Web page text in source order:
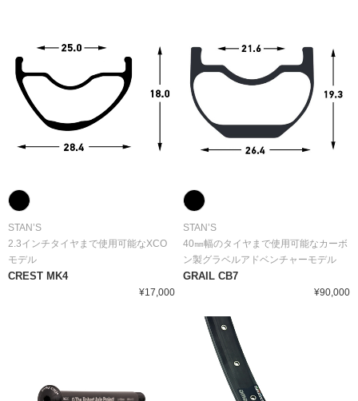
STAN’S
2.3インチタイヤまで使用可能なXCO
モデル
CREST MK4
¥17,000
STAN’S
40㎜幅のタイヤまで使用可能なカーボ
ン製グラベルアドベンチャーモデル
GRAIL CB7
¥90,000